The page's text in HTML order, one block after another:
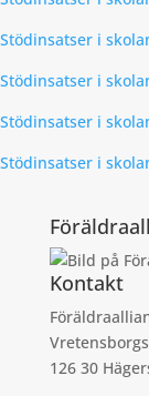
Stödinsatser i
Stödinsatser i
Stödinsatser i
Stödinsatser i
Kontakt
126 30